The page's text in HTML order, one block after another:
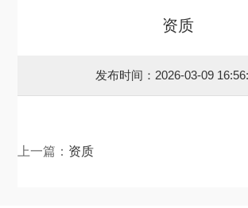
资质
发布时间：2026-03-09
上一篇： 资质